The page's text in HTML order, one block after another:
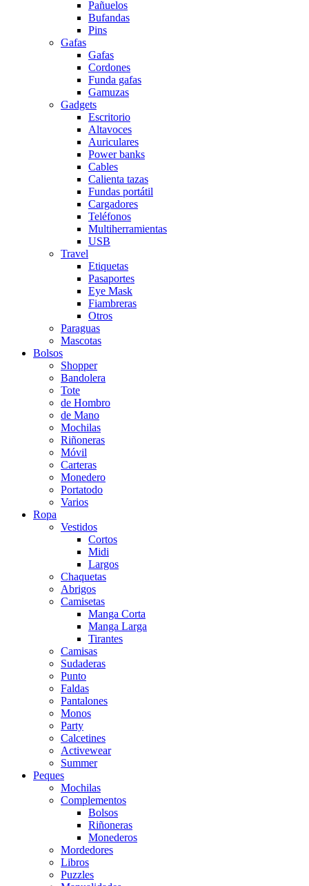
Pañuelos
Bufandas
Pins
Gafas
Gafas
Cordones
Funda gafas
Gamuzas
Gadgets
Escritorio
Altavoces
Auriculares
Power banks
Cables
Calienta tazas
Fundas portátil
Cargadores
Teléfonos
Multiherramientas
USB
Travel
Etiquetas
Pasaportes
Eye Mask
Fiambreras
Otros
Paraguas
Mascotas
Bolsos
Shopper
Bandolera
Tote
de Hombro
de Mano
Mochilas
Riñoneras
Móvil
Carteras
Monedero
Portatodo
Varios
Ropa
Vestidos
Cortos
Midi
Largos
Chaquetas
Abrigos
Camisetas
Manga Corta
Manga Larga
Tirantes
Camisas
Sudaderas
Punto
Faldas
Pantalones
Monos
Party
Calcetines
Activewear
Summer
Peques
Mochilas
Complementos
Bolsos
Riñoneras
Monederos
Mordedores
Libros
Puzzles